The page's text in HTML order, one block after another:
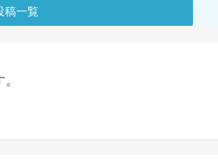
稿一覧